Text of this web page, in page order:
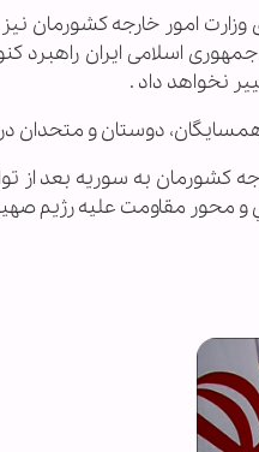
امور خارجه کشورمان
اسلامی ایران راهبرد
نخواهد داد .
همسايگان، دوستان و متحدان
کشورمان به سوریه بعد
محور مقاومت عليه رژيم